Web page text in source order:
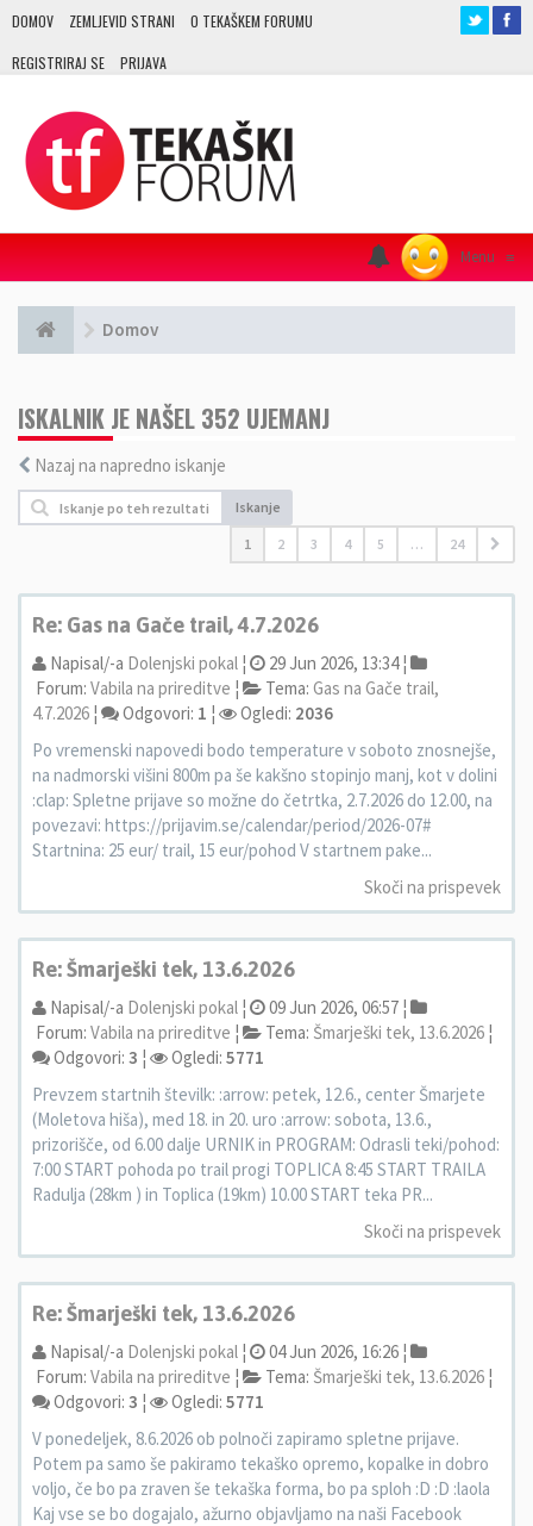
DOMOV ZEMLJEVID STRANI O TEKAŠKEM FORUMU
REGISTRIRAJ SE PRIJAVA
Menu ≡
Domov
ISKALNIK JE NAŠEL 352 UJEMANJ
Nazaj na napredno iskanje
Iskanje
1 2 3 4 5 … 24
Re: Gas na Gače trail, 4.7.2026
Napisal/-a Dolenjski pokal ¦
29 Jun 2026, 13:34 ¦
Forum: Vabila na prireditve ¦ Tema: Gas na Gače trail,
4.7.2026 ¦ Odgovori: 1 ¦ Ogledi: 2036
Po vremenski napovedi bodo temperature v soboto znosnejše,
na nadmorski višini 800m pa še kakšno stopinjo manj, kot v dolini
:clap: Spletne prijave so možne do četrtka, 2.7.2026 do 12.00, na
povezavi: https://prijavim.se/calendar/period/2026-07#
Startnina: 25 eur/ trail, 15 eur/pohod V startnem pake...
Skoči na prispevek
Re: Šmarješki tek, 13.6.2026
Napisal/-a Dolenjski pokal ¦
09 Jun 2026, 06:57 ¦
Forum: Vabila na prireditve ¦ Tema: Šmarješki tek, 13.6.2026 ¦
Odgovori: 3 ¦ Ogledi: 5771
Prevzem startnih številk: :arrow: petek, 12.6., center Šmarjete
(Moletova hiša), med 18. in 20. uro :arrow: sobota, 13.6.,
prizorišče, od 6.00 dalje URNIK in PROGRAM: Odrasli teki/pohod:
7:00 START pohoda po trail progi TOPLICA 8:45 START TRAILA
Radulja (28km ) in Toplica (19km) 10.00 START teka PR...
Skoči na prispevek
Re: Šmarješki tek, 13.6.2026
Napisal/-a Dolenjski pokal ¦
04 Jun 2026, 16:26 ¦
Forum: Vabila na prireditve ¦ Tema: Šmarješki tek, 13.6.2026 ¦
Odgovori: 3 ¦ Ogledi: 5771
V ponedeljek, 8.6.2026 ob polnoči zapiramo spletne prijave.
Potem pa samo še pakiramo tekaško opremo, kopalke in dobro
voljo, če bo pa zraven še tekaška forma, bo pa sploh :D :D :laola
Kaj vse se bo dogajalo, ažurno objavljamo na naši Facebook